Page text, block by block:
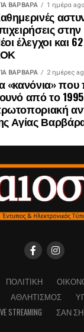
ΒΑΡΒΑΡΑ 1 ημέρα ago
έλεγχοι και
ΒΑΡΒΑΡΑ 2 ημέρες
«κανόνια» που
από το
Αγίας
ΠΟΛΙΤΙΚΉ
ΑΘΛΗΤΙΣΜΌΣ
STREAMING
ΣΑΝ